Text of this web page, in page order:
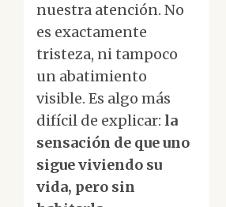
nuestra atención. No
es exactamente
tristeza, ni tampoco
un abatimiento
visible. Es algo más
difícil de explicar: la
sensación de que uno
sigue viviendo su
vida, pero sin